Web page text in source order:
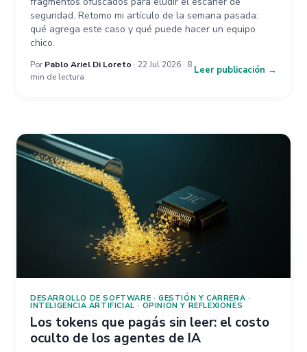
seguridad. Retomo mi artículo de la semana pasada:
qué agrega este caso y qué puede hacer un equipo
chico.
Por Pablo Ariel Di Loreto · 22 Jul 2026 · 8
min de lectura
Leer publicación →
DESARROLLO DE SOFTWARE ·GESTIÓN Y CARRERA ·
INTELIGENCIA ARTIFICIAL · OPINIÓN Y REFLEXIONES
Los tokens que pagás sin leer: el costo
oculto de los agentes de IA